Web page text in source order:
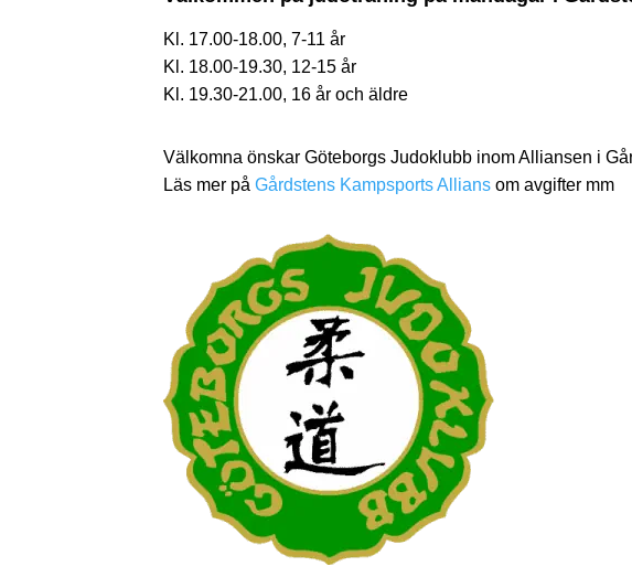
Kl. 17.00-18.00, 7-11 år
Kl. 18.00-19.30, 12-15 år
Kl. 19.30-21.00, 16 år och äldre
Välkomna önskar Göteborgs Judoklubb inom Alliansen i
Läs mer på Gårdstens Kampsports Allians om avgifter mm